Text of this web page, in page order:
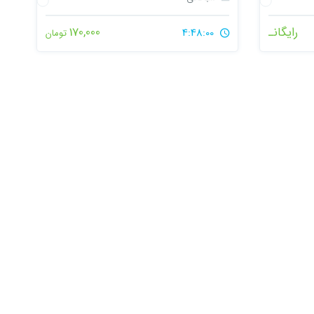
رایگانـ 4:48:00
170,000تومان